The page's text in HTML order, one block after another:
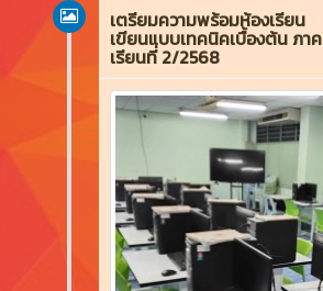
เตรียมความพร้อมห้องเรียน
เขียนแบบเทคนิคเบื้องต้น ภาค
เรียนที่ 2/2568